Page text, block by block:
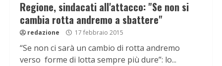
Regione, sindacati all'attacco: "Se non si
cambia rotta andremo a sbattere"
redazione 17 febbraio 2015
“Se non ci sarà un cambio di rotta andremo
verso forme di lotta sempre più dure”: lo...